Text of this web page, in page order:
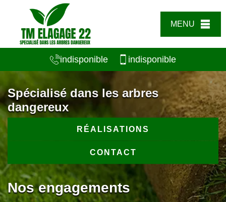
MENU
indisponible indisponible
Spécialisé dans les arbres
dangereux
RÉALISATIONS
CONTACT
Nos engagements